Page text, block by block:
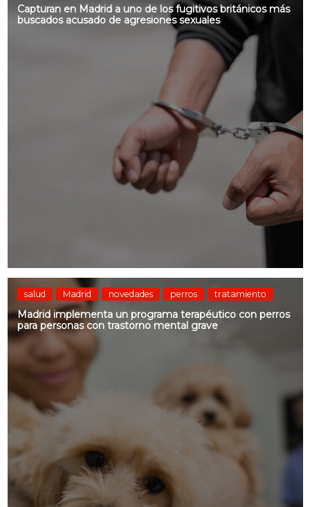
Capturan en Madrid a uno de los fugitivos británicos más
buscados acusado de agresiones sexuales
salud Madrid novedades perros tratamiento
Madrid implementa un programa terapéutico con perros
para personas con trastorno mental grave